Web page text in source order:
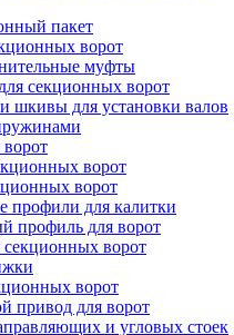
пакет
ворот
муфты
секционных ворот
шкивы для установки валов
ворот
ворот
для калитки
профиль для ворот
ворот
ворот
привод для ворот
и угловых стоек